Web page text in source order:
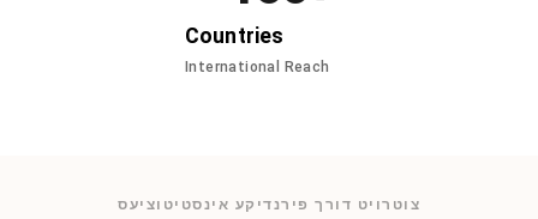
Countries
International Reach
צוטרויט דורך פירנדיקע אינסטיטוציעס